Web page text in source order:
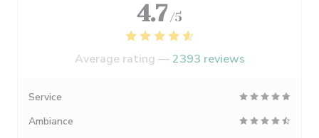
4.7 /5
Average rating —2393 reviews
Service
Ambiance